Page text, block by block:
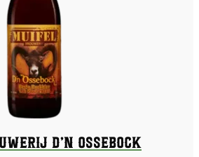
d’n Ossebock